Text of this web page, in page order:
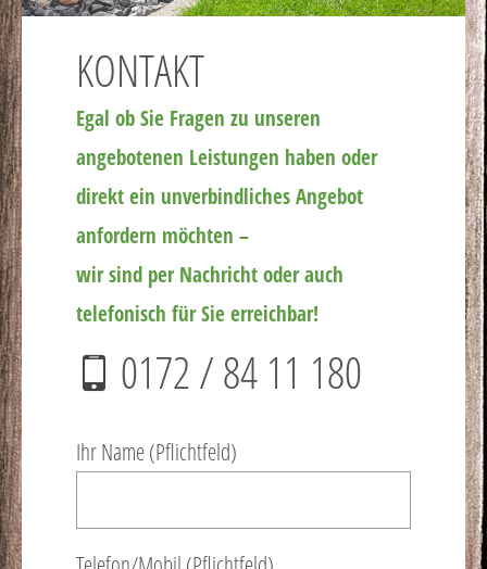
KONTAKT
Egal ob Sie Fragen zu unseren
angebotenen Leistungen haben oder
direkt ein unverbindliches Angebot
anfordern möchten –
wir sind per Nachricht oder auch
telefonisch für Sie erreichbar!
0172 / 84 11 180
Ihr Name (Pflichtfeld)